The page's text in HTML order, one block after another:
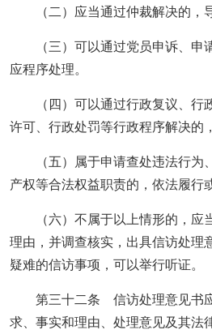
（二）应当通过仲裁解决的，
（三）可以通过党员申诉、
应程序处理。
（四）可以通过行政复议、
许可、行政处罚等行政程序解决的
（五）属于申请查处违法行
产权等合法权益职责的，依法履行
（六）不属于以上情形的，
理由，并调查核实，出具信访处理
疑难的信访事项，可以举行听证。
第三十二条 信访处理意见书
求、事实和理由、处理意见及其法